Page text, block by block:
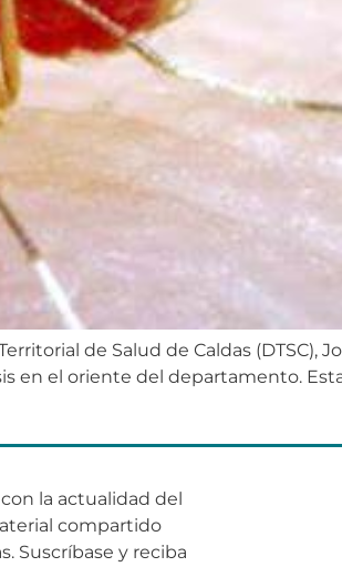
de Salud de Caldas (DTSC),
en el oriente del departamento.
la actualidad del
compartido
Suscríbase y reciba